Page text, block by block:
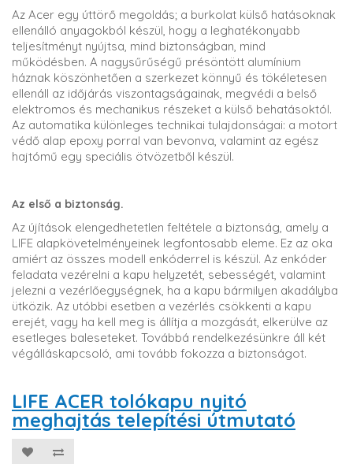
Az Acer egy úttörő megoldás; a burkolat külső hatásoknak
ellenálló anyagokból készül, hogy a leghatékonyabb
teljesítményt nyújtsa, mind biztonságban, mind
működésben. A nagysűrűségű présöntött alumínium
háznak köszönhetően a szerkezet könnyű és tökéletesen
ellenáll az időjárás viszontagságainak, megvédi a belső
elektromos és mechanikus részeket a külső behatásoktól.
Az automatika különleges technikai tulajdonságai: a motort
védő alap epoxy porral van bevonva, valamint az egész
hajtómű egy speciális ötvözetből készül.
Az első a biztonság.
Az újítások elengedhetetlen feltétele a biztonság, amely a
LIFE alapkövetelményeinek legfontosabb eleme. Ez az oka
amiért az összes modell enkóderrel is készül. Az enkóder
feladata vezérelni a kapu helyzetét, sebességét, valamint
jelezni a vezérlőegységnek, ha a kapu bármilyen akadályba
ütközik. Az utóbbi esetben a vezérlés csökkenti a kapu
erejét, vagy ha kell meg is állítja a mozgását, elkerülve az
esetleges baleseteket. Továbbá rendelkezésünkre áll két
végálláskapcsoló, ami tovább fokozza a biztonságot.
LIFE ACER tolókapu nyitó
meghajtás telepítési útmutató